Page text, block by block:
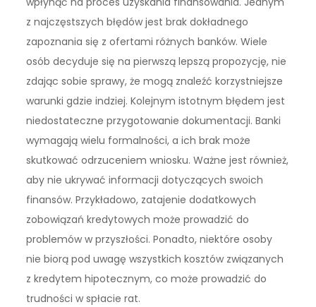
z najczęstszych błędów jest brak dokładnego
zapoznania się z ofertami różnych banków. Wiele
osób decyduje się na pierwszą lepszą propozycję, nie
zdając sobie sprawy, że mogą znaleźć korzystniejsze
warunki gdzie indziej. Kolejnym istotnym błędem jest
niedostateczne przygotowanie dokumentacji. Banki
wymagają wielu formalności, a ich brak może
skutkować odrzuceniem wniosku. Ważne jest również,
aby nie ukrywać informacji dotyczących swoich
finansów. Przykładowo, zatajenie dodatkowych
zobowiązań kredytowych może prowadzić do
problemów w przyszłości. Ponadto, niektóre osoby
nie biorą pod uwagę wszystkich kosztów związanych
z kredytem hipotecznym, co może prowadzić do
trudności w spłacie rat.